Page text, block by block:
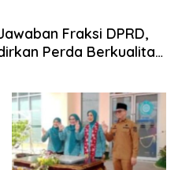
Fraksi DPRD,
Perda Berkualitas